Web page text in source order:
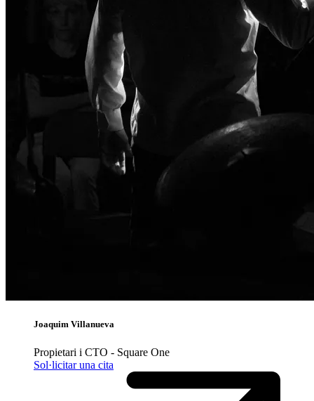
Joaquim Villanueva
Propietari i CTO - Square One
Sol·licitar una cita